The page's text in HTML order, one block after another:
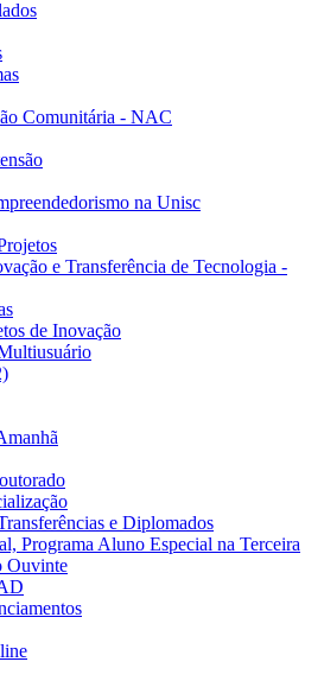
Comunitária - NAC
na Unisc
e Transferência de Tecnologia -
de Inovação
e Diplomados
Programa Aluno Especial na Terceira
Ouvinte